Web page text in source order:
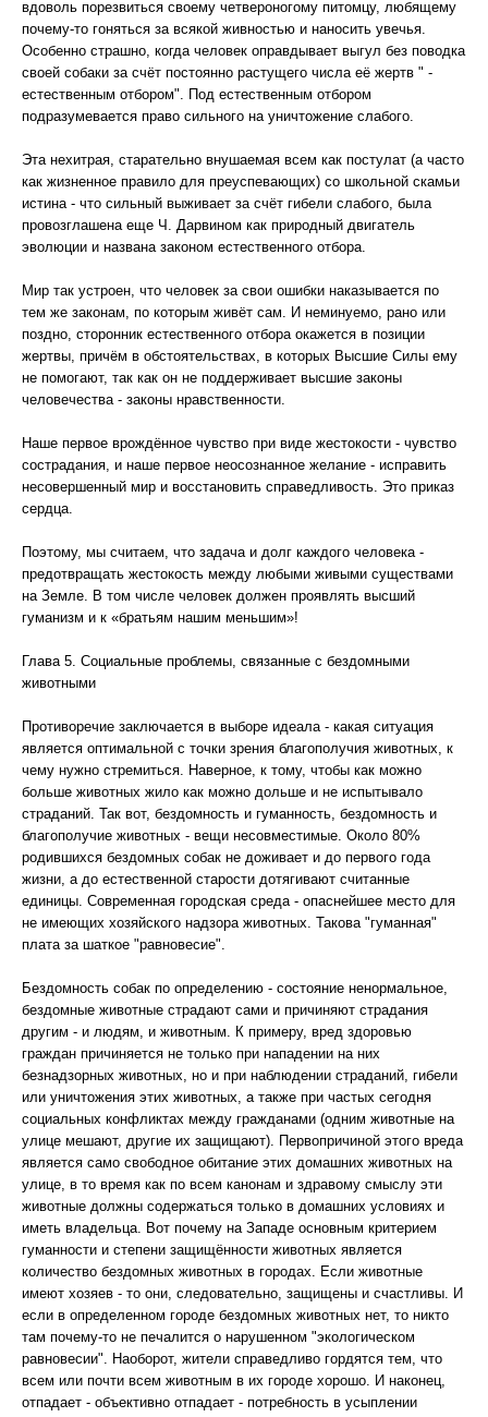
вдоволь порезвиться своему четвероногому питомцу, любящему
почему-то гоняться за всякой живностью и наносить увечья.
Особенно страшно, когда человек оправдывает выгул без поводка
своей собаки за счёт постоянно растущего числа её жертв " -
естественным отбором". Под естественным отбором
подразумевается право сильного на уничтожение слабого.
Эта нехитрая, старательно внушаемая всем как постулат (а часто
как жизненное правило для преуспевающих) со школьной скамьи
истина - что сильный выживает за счёт гибели слабого, была
провозглашена еще Ч. Дарвином как природный двигатель
эволюции и названа законом естественного отбора.
Мир так устроен, что человек за свои ошибки наказывается по
тем же законам, по которым живёт сам. И неминуемо, рано или
поздно, сторонник естественного отбора окажется в позиции
жертвы, причём в обстоятельствах, в которых Высшие Силы ему
не помогают, так как он не поддерживает высшие законы
человечества - законы нравственности.
Наше первое врождённое чувство при виде жестокости - чувство
сострадания, и наше первое неосознанное желание - исправить
несовершенный мир и восстановить справедливость. Это приказ
сердца.
Поэтому, мы считаем, что задача и долг каждого человека -
предотвращать жестокость между любыми живыми существами
на Земле. В том числе человек должен проявлять высший
гуманизм и к «братьям нашим меньшим»!
Глава 5. Социальные проблемы, связанные с бездомными
животными
Противоречие заключается в выборе идеала - какая ситуация
является оптимальной с точки зрения благополучия животных, к
чему нужно стремиться. Наверное, к тому, чтобы как можно
больше животных жило как можно дольше и не испытывало
страданий. Так вот, бездомность и гуманность, бездомность и
благополучие животных - вещи несовместимые. Около 80%
родившихся бездомных собак не доживает и до первого года
жизни, а до естественной старости дотягивают считанные
единицы. Современная городская среда - опаснейшее место для
не имеющих хозяйского надзора животных. Такова "гуманная"
плата за шаткое "равновесие".
Бездомность собак по определению - состояние ненормальное,
бездомные животные страдают сами и причиняют страдания
другим - и людям, и животным. К примеру, вред здоровью
граждан причиняется не только при нападении на них
безнадзорных животных, но и при наблюдении страданий, гибели
или уничтожения этих животных, а также при частых сегодня
социальных конфликтах между гражданами (одним животные на
улице мешают, другие их защищают). Первопричиной этого вреда
является само свободное обитание этих домашних животных на
улице, в то время как по всем канонам и здравому смыслу эти
животные должны содержаться только в домашних условиях и
иметь владельца. Вот почему на Западе основным критерием
гуманности и степени защищённости животных является
количество бездомных животных в городах. Если животные
имеют хозяев - то они, следовательно, защищены и счастливы. И
если в определенном городе бездомных животных нет, то никто
там почему-то не печалится о нарушенном "экологическом
равновесии". Наоборот, жители справедливо гордятся тем, что
всем или почти всем животным в их городе хорошо. И наконец,
отпадает - объективно отпадает - потребность в усыплении